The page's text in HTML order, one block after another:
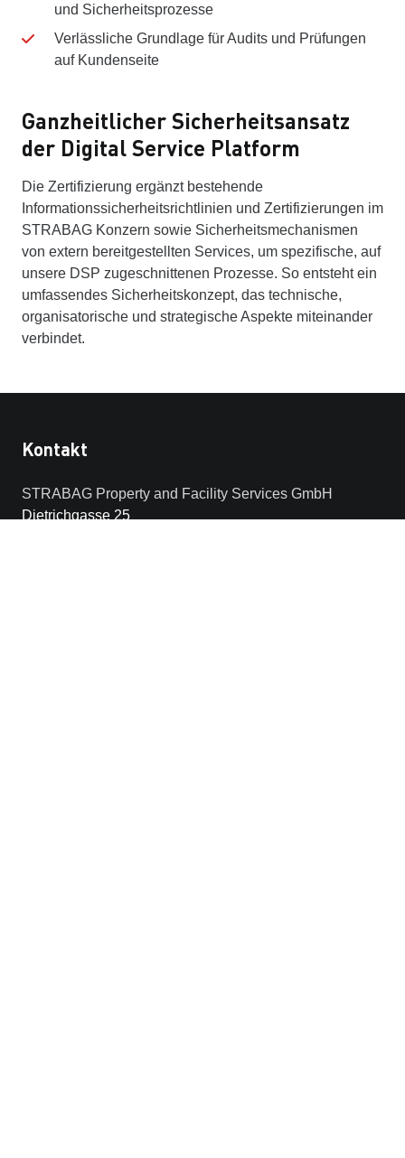
und Sicherheitsprozesse
Verlässliche Grundlage für Audits und Prüfungen
auf Kundenseite
Ganzheitlicher Sicherheitsansatz
der Digital Service Platform
Die Zertifizierung ergänzt bestehende
Informationssicherheitsrichtlinien und Zertifizierungen im
STRABAG Konzern sowie Sicherheitsmechanismen
von extern bereitgestellten Services, um spezifische, auf
unsere DSP zugeschnittenen Prozesse. So entsteht ein
umfassendes Sicherheitskonzept, das technische,
organisatorische und strategische Aspekte miteinander
verbindet.
Kontakt
STRABAG Property and Facility Services GmbH
Dietrichgasse 25